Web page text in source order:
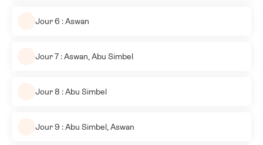
Jour 6 : Aswan
Jour 7 : Aswan, Abu Simbel
Jour 8 : Abu Simbel
Jour 9 : Abu Simbel, Aswan